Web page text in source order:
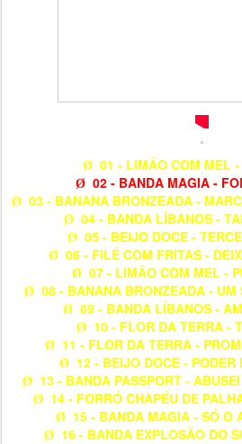
Ø 01 - LIMÃO COM MEL
Ø 02 - BANDA MAGIA -
Ø 03 - BANANA BRONZEADA -
Ø 04 - BANDA LÍBANOS -
Ø 05 - BEIJO DOCE -
Ø 06 - FILÉ COM FRITAS -
Ø 07 - LIMÃO COM MEL -
Ø 08 - BANANA BRONZEADA - UM
Ø 09 - BANDA LÍBANOS -
Ø 10 - FLOR DA TERRA -
Ø 11 - FLOR DA TERRA -
Ø 12 - BEIJO DOCE - PODER
Ø 13 - BANDA PASSPORT -
Ø 14 - FORRÓ CHAPÉU DE
Ø 15 - BANDA MAGIA - SÓ O
Ø 16 - BANDA EXPLOSÃO DO